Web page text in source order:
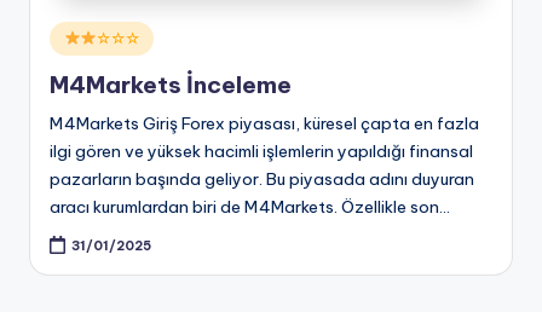
Posted
in
☆☆☆
M4Markets İnceleme
M4Markets Giriş Forex piyasası, küresel çapta en fazla
ilgi gören ve yüksek hacimli işlemlerin yapıldığı finansal
pazarların başında geliyor. Bu piyasada adını duyuran
aracı kurumlardan biri de M4Markets. Özellikle son…
31/01/2025